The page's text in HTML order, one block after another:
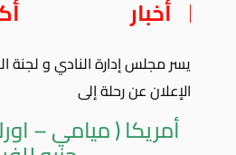
أخبار
يسر مجلس إدارة النادي و لجنة
الإعلان عن رحلة إلى